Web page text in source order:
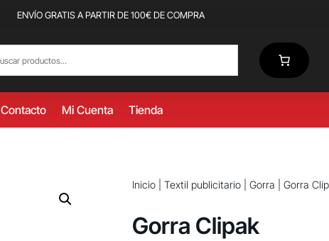
ENVÍO GRATIS A PARTIR DE 100€ DE COMPRA
Contacto Mi Cuenta Tienda
Inicio| Textil publicitario| Gorra | Gorra
Gorra Clipak